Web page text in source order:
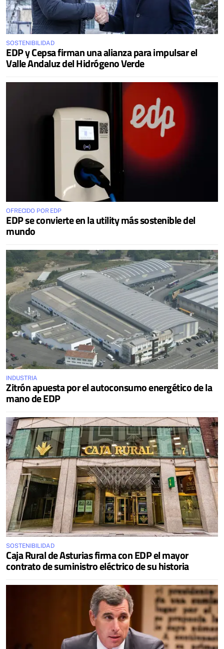
SOSTENIBILIDAD
EDP y Cepsa firman una alianza para impulsar el
Valle Andaluz del Hidrógeno Verde
OFRECIDO POR EDP
EDP se convierte en la utility más sostenible del
mundo
INDUSTRIA
Zitrón apuesta por el autoconsumo energético de la
mano de EDP
SOSTENIBILIDAD
Caja Rural de Asturias firma con EDP el mayor
contrato de suministro eléctrico de su historia